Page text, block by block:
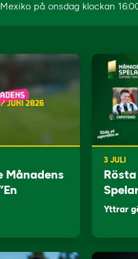
på onsdag klockan
Månadens
3 JULI
Yttrar